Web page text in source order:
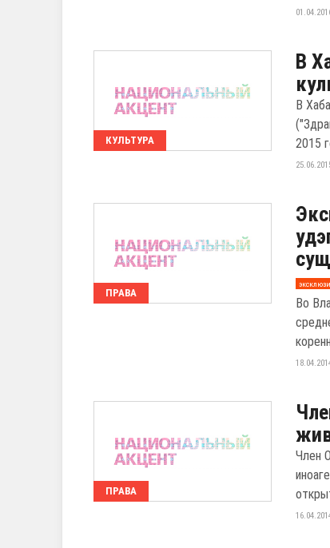
КУЛЬТУРА
В
В
2015
ПРАВА
Во
ПРАВА
Член